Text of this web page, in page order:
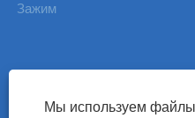
Зажим
Мы используем